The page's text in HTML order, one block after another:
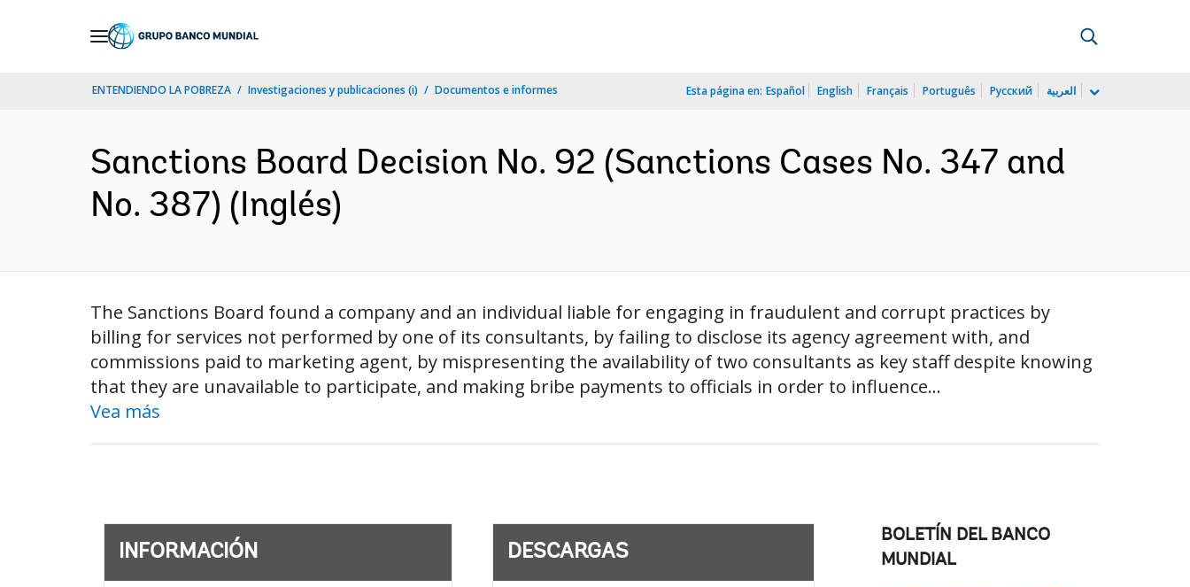
ENTENDIENDO LA POBREZA Investigaciones y publicaciones (i) Documentos e informes Esta página en: Español English Français Português Русский العربية
Sanctions Board Decision No. 92 (Sanctions Cases No. 347 and
No. 387) (Inglés)
The Sanctions Board found a company and an individual liable for engaging in fraudulent and corrupt practices by
billing for services not performed by one of its consultants, by failing to disclose its agency agreement with, and
commissions paid to marketing agent, by mispresenting the availability of two consultants as key staff despite knowing
that they are unavailable to participate, and making bribe payments to officials in order to influence...
Vea más
INFORMACIÓN DESCARGAS
BOLETÍN DEL BANCO
MUNDIAL